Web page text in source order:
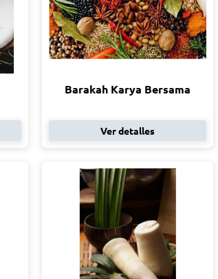
Barakah Karya Bersama
Ver detalles